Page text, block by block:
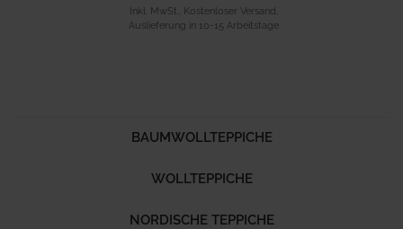
Inkl. MwSt., Kostenloser Versand.
Auslieferung in 10-15 Arbeitstage
BAUMWOLLTEPPICHE
WOLLTEPPICHE
NORDISCHE TEPPICHE